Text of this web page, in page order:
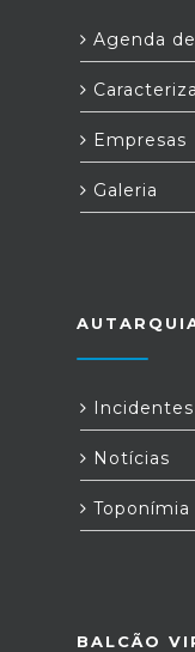
Agenda
Empresas
Galeria
Incidentes
Notícias
Toponímia
BALCÃO